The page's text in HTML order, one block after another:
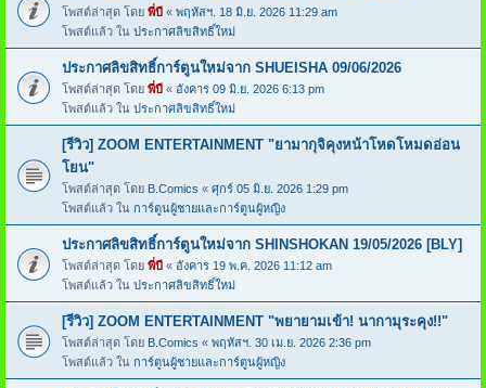
โพสต์ล่าสุด โดย พี่บี « พฤหัสฯ. 18 มิ.ย. 2026 11:29 am
โพสต์แล้ว ใน ประกาศลิขสิทธิ์ใหม่
ประกาศลิขสิทธิ์การ์ตูนใหม่จาก SHUEISHA 09/06/2026
โพสต์ล่าสุด โดย พี่บี « อังคาร 09 มิ.ย. 2026 6:13 pm
โพสต์แล้ว ใน ประกาศลิขสิทธิ์ใหม่
[รีวิว] ZOOM ENTERTAINMENT "ยามากุจิคุงหน้าโหดโหมดอ่อน
โยน"
โพสต์ล่าสุด โดย B.Comics « ศุกร์ 05 มิ.ย. 2026 1:29 pm
โพสต์แล้ว ใน การ์ตูนผู้ชายและการ์ตูนผู้หญิง
ประกาศลิขสิทธิ์การ์ตูนใหม่จาก SHINSHOKAN 19/05/2026 [BLY]
โพสต์ล่าสุด โดย พี่บี « อังคาร 19 พ.ค. 2026 11:12 am
โพสต์แล้ว ใน ประกาศลิขสิทธิ์ใหม่
[รีวิว] ZOOM ENTERTAINMENT "พยายามเข้า! นากามุระคุง!!"
โพสต์ล่าสุด โดย B.Comics « พฤหัสฯ. 30 เม.ย. 2026 2:36 pm
โพสต์แล้ว ใน การ์ตูนผู้ชายและการ์ตูนผู้หญิง